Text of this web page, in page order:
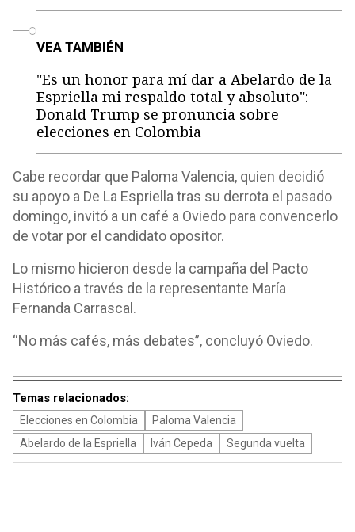
VEA TAMBIÉN
"Es un honor para mí dar a Abelardo de la
Espriella mi respaldo total y absoluto":
Donald Trump se pronuncia sobre
elecciones en Colombia
Cabe recordar que Paloma Valencia, quien decidió
su apoyo a De La Espriella tras su derrota el pasado
domingo, invitó a un café a Oviedo para convencerlo
de votar por el candidato opositor.
Lo mismo hicieron desde la campaña del Pacto
Histórico a través de la representante María
Fernanda Carrascal.
“No más cafés, más debates”, concluyó Oviedo.
Temas relacionados:
Elecciones en Colombia
Paloma Valencia
Abelardo de la Espriella
Iván Cepeda Segunda vuelta